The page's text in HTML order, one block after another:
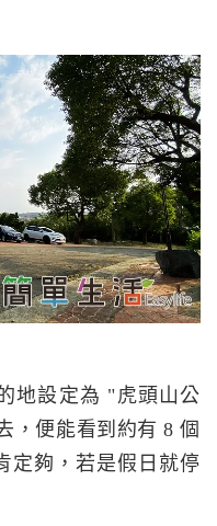
地設定為 "虎頭山公
，便能看到約有 8 個
定夠，若是假日就停